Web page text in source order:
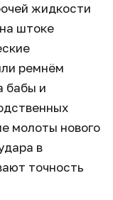
жидкости
штоке
ремнём
бабы и
молоты нового
в
точность